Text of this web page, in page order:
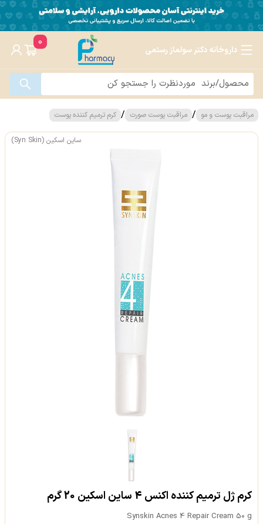
داروخانه دکتر سولماز رستمی
0
مراقبت پوست و مو / مراقبت پوست صورت / کرم ترمیم کننده پوست
ساین اسکین (Syn Skin)
کرم ژل ترمیم کننده اکنس 4 ساین اسکین 20 گرم
Synskin Acnes 4 Repair Cream 50 g